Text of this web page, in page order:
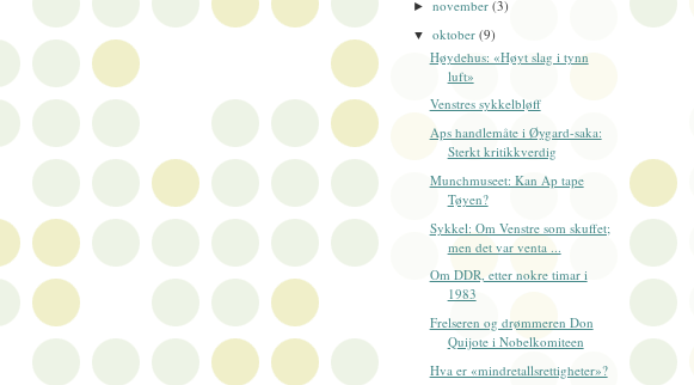
►november(3)
▼oktober(9)
Høydehus: «Høyt slag i tynn
luft»
Venstres sykkelbløff
Aps handlemåte i Øygard-saka:
Sterkt kritikkverdig
Munchmuseet: Kan Ap tape
Tøyen?
Sykkel: Om Venstre som skuffet;
men det var venta ...
Om DDR, etter nokre timar i
1983
Frelseren og drømmeren Don
Quijote i Nobelkomiteen
Hva er «mindretallsrettigheter»?